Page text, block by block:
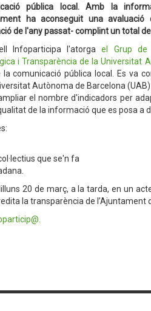
pública local. Amb la
ha aconseguit una
de l'any passat- complint un total
Infoparticipa l'atorga
el Grup de
i Transparència de la Universitat
comunicació pública local. Es va
Autònoma de Barcelona
el nombre d'indicadors per
de la informació que es posa a
que se'n fa
20 de març, a la tarda, en un
la transparència de l’Ajuntament